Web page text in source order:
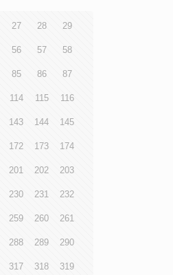
27 28 29
56 57 58
85 86 87
114 115 116
143 144 145
172 173 174
201 202 203
230 231 232
259 260 261
288 289 290
317 318 319